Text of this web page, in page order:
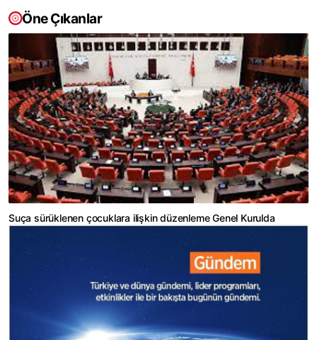
Öne Çıkanlar
Suça sürüklenen çocuklara ilişkin düzenleme Genel Kurulda